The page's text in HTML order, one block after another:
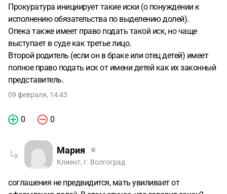
Прокуратура инициирует такие иски (о понуждении к
исполнению обязательства по выделению долей).
Опека также имеет право подать такой иск, но чаще
выступает в суде как третье лицо.
Второй родитель (если он в браке или отец детей) имеет
полное право подать иск от имени детей как их законный
представитель.
09 февраля, 14:43
0 0
Мария
Клиент, г. Волгоград
соглашения не предвидится, мать увиливает от